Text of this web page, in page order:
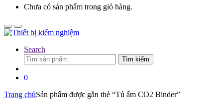
Chưa có sản phẩm trong giỏ hàng.
Search
Tìm
kiếm:
Tìm kiếm
0
Trang chủSản phẩm được gắn thẻ “Tủ ấm CO2 Binder”